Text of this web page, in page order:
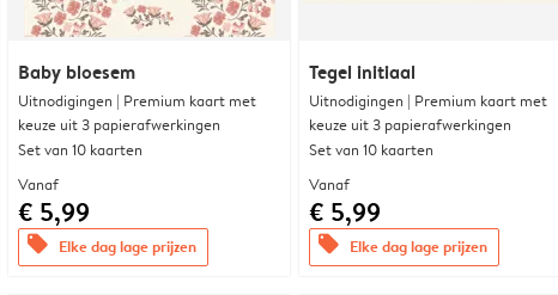
Baby bloesem
Uitnodigingen | Premium kaart met
keuze uit 3 papierafwerkingen
Set van 10 kaarten
Vanaf
€ 5,99
offers Elke dag lage prijzen
Tegel initiaal
Uitnodigingen | Premium kaart met
keuze uit 3 papierafwerkingen
Set van 10 kaarten
Vanaf
€ 5,99
offers Elke dag lage prijzen